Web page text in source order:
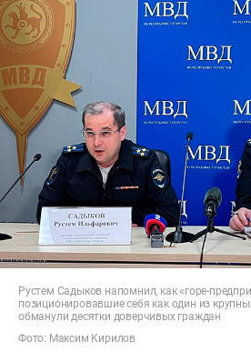
Рустем Садыков напомнил, как «горе-
позиционировавшие себя как один из
обманули десятки доверчивых граждан
Фото: Максим Кирилов